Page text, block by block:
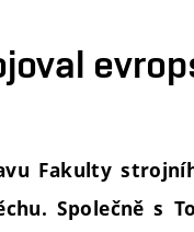
Fakulty
Společně s